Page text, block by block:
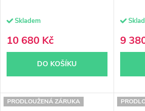
Skladem
10 680 Kč
DO KOŠÍKU
9
PRODLOUŽENÁ ZÁRUKA